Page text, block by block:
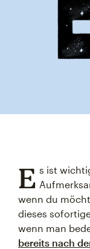
E s ist
wenn du
dieses
wenn man
bereits nach